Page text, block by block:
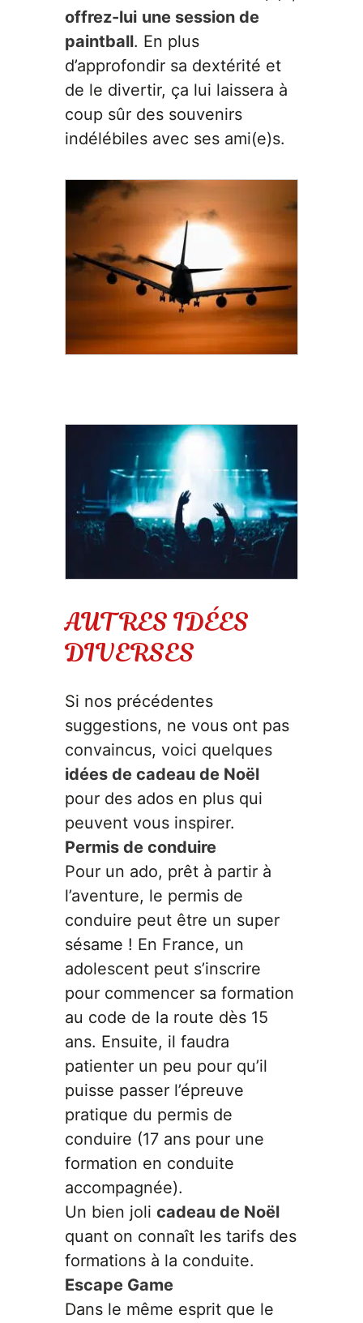
offrez-lui une session de
paintball. En plus
d’approfondir sa dextérité et
de le divertir, ça lui laissera à
coup sûr des souvenirs
indélébiles avec ses ami(e)s.
AUTRES IDÉES
DIVERSES
Si nos précédentes
suggestions, ne vous ont pas
convaincus, voici quelques
idées de cadeau de Noël
pour des ados en plus qui
peuvent vous inspirer.
Permis de conduire
Pour un ado, prêt à partir à
l’aventure, le permis de
conduire peut être un super
sésame ! En France, un
adolescent peut s’inscrire
pour commencer sa formation
au code de la route dès 15
ans. Ensuite, il faudra
patienter un peu pour qu’il
puisse passer l’épreuve
pratique du permis de
conduire (17 ans pour une
formation en conduite
accompagnée).
Un bien joli cadeau de Noël
quant on connaît les tarifs des
formations à la conduite.
Escape Game
Dans le même esprit que le